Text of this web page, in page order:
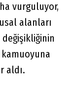
vurguluyor,
alanları
kamuoyuna
aldı.